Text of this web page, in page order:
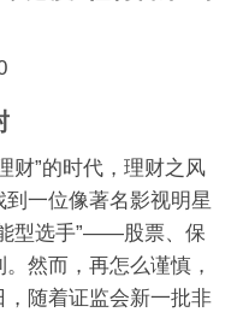
财”的时代，理财之风
一位像著名影视明星
型选手”——股票、保
然而，再怎么谨慎，
随着证监会新一批非